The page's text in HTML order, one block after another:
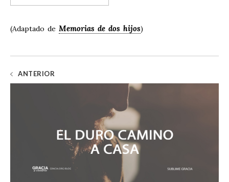
(Adaptado de Memorias de dos hijos)
ANTERIOR